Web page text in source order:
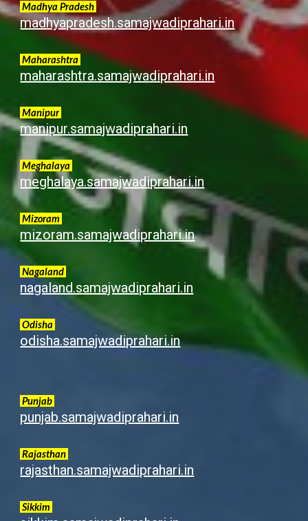
Madhya Pradesh
madhyapradesh.samajwadiprahari.in
Maharashtra
maharashtra.samajwadiprahari.in
Manipur
manipur.samajwadiprahari.in
Meghalaya
meghalaya.samajwadiprahari.in
Mizoram
mizoram.samajwadiprahari.in
Nagaland
nagaland.samajwadiprahari.in
Odisha
odisha.samajwadiprahari.in
Punjab
punjab.samajwadiprahari.in
Rajasthan
rajasthan.samajwadiprahari.in
Sikkim